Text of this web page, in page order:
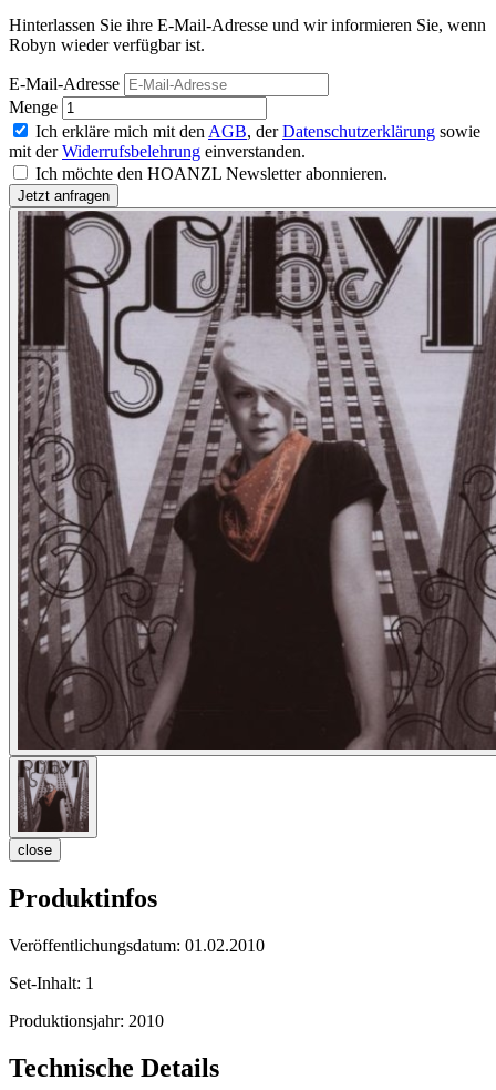
Hinterlassen Sie ihre E-Mail-Adresse und wir informieren Sie, wenn
Robyn wieder verfügbar ist.
E-Mail-Adresse
Menge
Ich erkläre mich mit den AGB, derDatenschutzerklärung sowie
mit derWiderrufsbelehrung einverstanden.
Ich möchte den HOANZL Newsletter abonnieren.
close
Produktinfos
Veröffentlichungsdatum: 01.02.2010
Set-Inhalt: 1
Produktionsjahr: 2010
Technische Details